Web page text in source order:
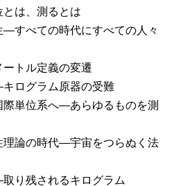
は、測るとは
すべての時代にすべての人々
トル定義の変遷
ログラム原器の受難
単位系へ―あらゆるものを測
論の時代―宇宙をつらぬく法
り残されるキログラム